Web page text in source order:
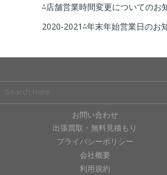
⁂店舗営業時間変更についてのお
2020-2021⁂年末年始営業日のお
お問い合わせ
出張買取・無料見積もり
プライバシーポリシー
会社概要
利用規約